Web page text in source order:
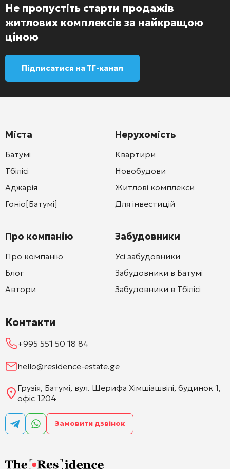
Не пропустіть старти продажів
житлових комплексів за найкращою
ціною
Підписатися на ТГ-канал
Міста
Батумі
Тбілісі
Аджарія
Гоніо[Батумі]
Про компанію
Про компанію
Блог
Автори
Нерухомість
Квартири
Новобудови
Житлові комплекси
Для інвестицій
Забудовники
Усі забудовники
Забудовники в Батумі
Забудовники в Тбілісі
Контакти
+995 551 50 18 84
hello@residence-estate.ge
Грузія, Батумі, вул. Шерифа Хімшіашвілі, будинок 1,
офіс 1204
Замовити дзвінок